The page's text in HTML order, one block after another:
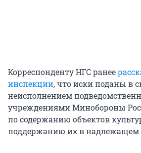
Корреспонденту НГС ранее
инспекции, что иски поданы в
неисполнением
учреждениями Минобороны
по содержанию объектов
поддержанию их в надлежащем